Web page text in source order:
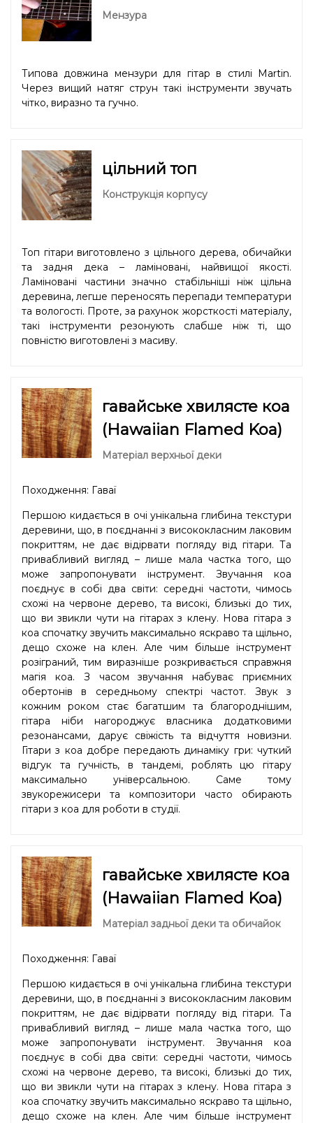
Мензура
Типова довжина мензури для гітар в стилі Martin.
Через вищий натяг струн такі інструменти звучать
чітко, виразно та гучно.
цільний топ
Конструкція корпусу
Топ гітари виготовлено з цільного дерева, обичайки
та задня дека – ламіновані, найвищої якості.
Ламіновані частини значно стабільніші ніж цільна
деревина, легше переносять перепади температури
та вологості. Проте, за рахунок жорсткості матеріалу,
такі інструменти резонують слабше ніж ті, що
повністю виготовлені з масиву.
гавайське хвилясте коа
(Hawaiian Flamed Koa)
Матеріал верхньої деки
Походження: Гаваї
Першою кидається в очі унікальна глибина текстури
деревини, що, в поєднанні з висококласним лаковим
покриттям, не дає відірвати погляду від гітари. Та
привабливий вигляд – лише мала частка того, що
може запропонувати інструмент. Звучання кoa
поєднує в собі два світи: середні частоти, чимось
схожі на червоне дерево, та високі, близькі до тих,
що ви звикли чути на гітарах з клену. Нова гітара з
коа спочатку звучить максимально яскраво та щільно,
дещо схоже на клен. Але чим більше інструмент
розіграний, тим виразніше розкривається справжня
магія коа. З часом звучання набуває приємних
обертонів в середньому спектрі частот. Звук з
кожним роком стає багатшим та благороднішим,
гітара ніби нагороджує власника додатковими
резонансами, дарує свіжість та відчуття новизни.
Гітари з коа добре передають динаміку гри: чуткий
відгук та гучність, в тандемі, роблять цю гітару
максимально універсальною. Саме тому
звукорежисери та композитори часто обирають
гітари з коа для роботи в студії.
гавайське хвилясте коа
(Hawaiian Flamed Koa)
Матеріал задньої деки та обичайок
Походження: Гаваї
Першою кидається в очі унікальна глибина текстури
деревини, що, в поєднанні з висококласним лаковим
покриттям, не дає відірвати погляду від гітари. Та
привабливий вигляд – лише мала частка того, що
може запропонувати інструмент. Звучання кoa
поєднує в собі два світи: середні частоти, чимось
схожі на червоне дерево, та високі, близькі до тих,
що ви звикли чути на гітарах з клену. Нова гітара з
коа спочатку звучить максимально яскраво та щільно,
дещо схоже на клен. Але чим більше інструмент